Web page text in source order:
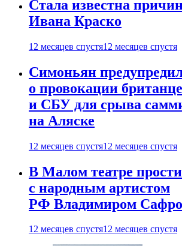
Стала известна
Ивана Краско
12 месяцев спустя12 месяцев спустя
Симоньян
о провокации
и СБУ для срыва
на Аляске
12 месяцев спустя12 месяцев спустя
В Малом театре
с народным артистом
РФ Владимиром
12 месяцев спустя12 месяцев спустя